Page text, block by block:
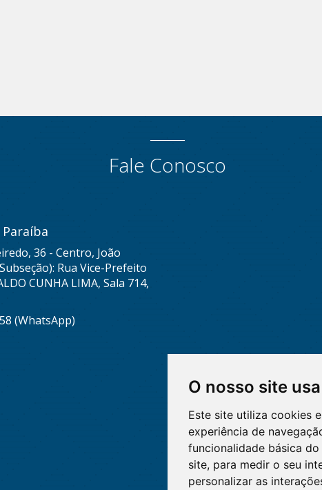
O nosso site
Este site utiliza cookies
experiência de
funcionalidade básica
site, para medir o seu
personalizar as
Fale Conosco
36 - Centro, João
Rua Vice-Prefeito
CUNHA LIMA, Sala 714,
(WhatsApp)